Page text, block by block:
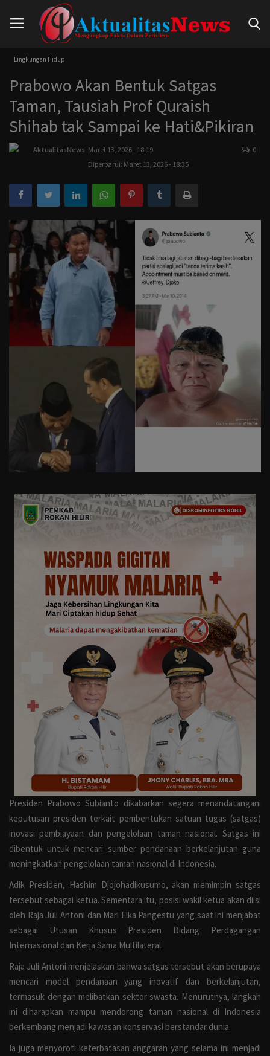
Beranda
Hukum
Nasional
Pendidikan
Peristiwa
Internasional
Pemerintah
Daerah
Olahraga
Seni Budaya
Advetorial
Serba-serbi
Kesehatan
Lingkungan Hidup
Perlemen
Ekonomi
Opini
Liputan Khusus
Sosial
Bisnis
Infotorial
Iklan
Lingkungan Hidup
Prabowo Akan Bentuk Satgas
Taman, Tausiah Prof Quraish
Shihab tak Sampai ke Hati&Pikiran
AktualitasNews Maret 13, 2026 - 18:19
Diperbarui: Maret 13, 2026 - 18:35
0
Presiden Prabowo Subianto dikabarkan segera menandatangani
keputusan presiden terkait pembentukan satuan tugas (satgas)
inovasi pembiayaan dan pengelolaan taman nasional. Satgas ini
dibentuk untuk mencari sumber pendanaan berkelanjutan guna
meningkatkan pengelolaan taman nasional di Indonesia.
Adik Presiden, Hashim Djojohadikusumo, akan memimpin satgas
tersebut sebagai ketua. Sementara itu, posisi wakil ketua akan diisi
oleh Raja Juli Antoni dan Mari Elka Pangestu yang saat ini menjabat
sebagai Utusan Khusus Presiden Bidang Perdagangan
Internasional dan Kerja Sama Multilateral.
Raja Juli Antoni menjelaskan bahwa satgas tersebut akan berupaya
mencari model pendanaan yang inovatif dan berkelanjutan,
termasuk dengan melibatkan sektor swasta. Menurutnya, langkah
ini diharapkan mampu mendorong taman nasional di Indonesia
berkembang menjadi kawasan konservasi berstandar dunia.
Ia juga menyoroti keterbatasan anggaran yang selama ini menjadi